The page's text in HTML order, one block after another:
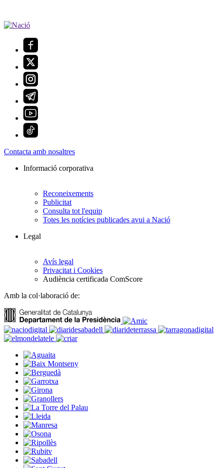
Contacta amb nosaltres
Informació corporativa
Reconeixements
Publicitat
Consulta tot l'equip
Totes les notícies publicades avui a Nació
Legal
Avís legal
Privacitat i Cookies
Audiència certificada ComScore
Amb la col·laboració de: